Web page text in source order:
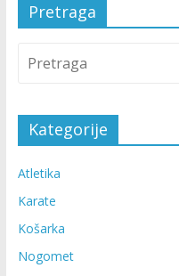
Pretraga
Kategorije
Atletika
Karate
Košarka
Nogomet